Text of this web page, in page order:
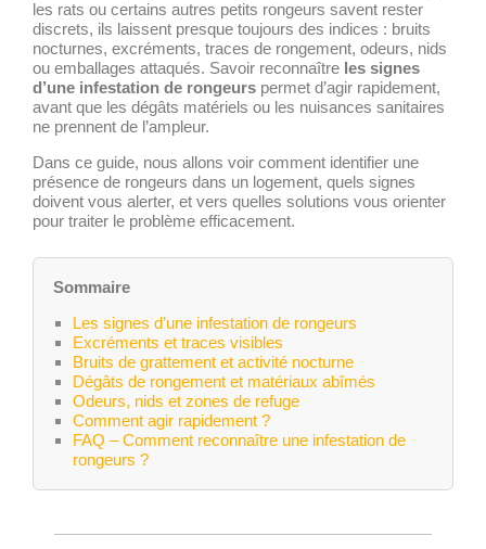
les rats ou certains autres petits rongeurs savent rester
discrets, ils laissent presque toujours des indices : bruits
nocturnes, excréments, traces de rongement, odeurs, nids
ou emballages attaqués. Savoir reconnaître les signes
d’une infestation de rongeurs permet d’agir rapidement,
avant que les dégâts matériels ou les nuisances sanitaires
ne prennent de l’ampleur.
Dans ce guide, nous allons voir comment identifier une
présence de rongeurs dans un logement, quels signes
doivent vous alerter, et vers quelles solutions vous orienter
pour traiter le problème efficacement.
Sommaire
Les signes d’une infestation de rongeurs
Excréments et traces visibles
Bruits de grattement et activité nocturne
Dégâts de rongement et matériaux abîmés
Odeurs, nids et zones de refuge
Comment agir rapidement ?
FAQ – Comment reconnaître une infestation de
rongeurs ?